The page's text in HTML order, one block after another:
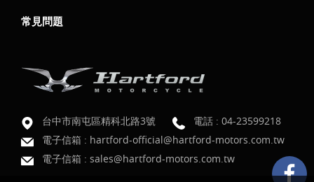
常見問題
台中市南屯區精科北路3號 電話 : 04-23599218
電子信箱 : hartford-official@hartford-motors.com.tw
電子信箱 : sales@hartford-motors.com.tw